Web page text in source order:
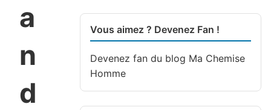
a
n
d
Vous aimez ? Devenez Fan !
Devenez fan du blog Ma Chemise
Homme